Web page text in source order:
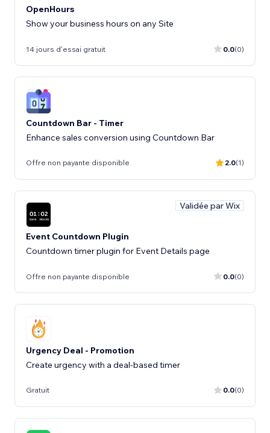
OpenHours
Show your business hours on any Site
14 jours d'essai gratuit 0.0(0)
Countdown Bar - Timer
Enhance sales conversion using Countdown Bar
Offre non payante disponible 2.0(1)
Validée par Wix
Event Countdown Plugin
Countdown timer plugin for Event Details page
Offre non payante disponible 0.0(0)
Urgency Deal - Promotion
Create urgency with a deal-based timer
Gratuit 0.0(0)